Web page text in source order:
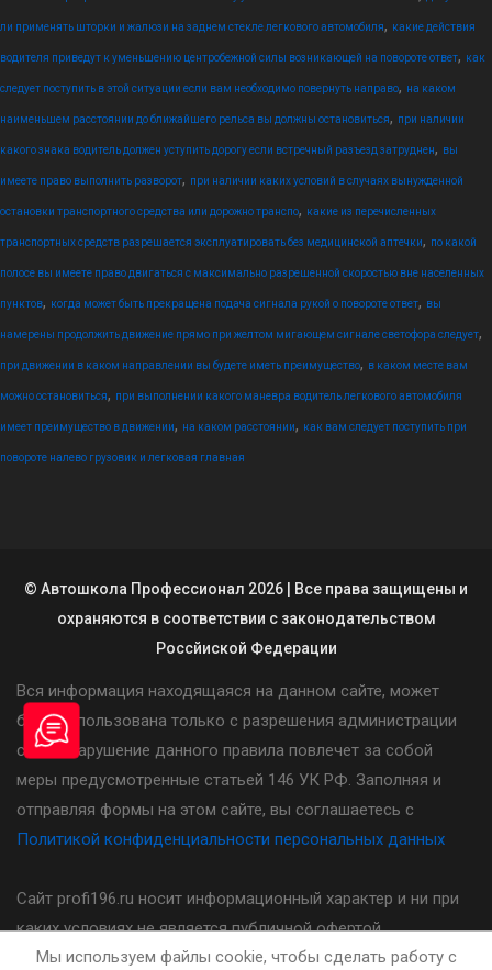
ли применять шторки и жалюзи на заднем стекле легкового автомобиля, какие действия
водителя приведут к уменьшению центробежной силы возникающей на повороте ответ, как
следует поступить в этой ситуации если вам необходимо повернуть направо, на каком
наименьшем расстоянии до ближайшего рельса вы должны остановиться, при наличии
какого знака водитель должен уступить дорогу если встречный разъезд затруднен, вы
имеете право выполнить разворот, при наличии каких условий в случаях вынужденной
остановки транспортного средства или дорожно транспо, какие из перечисленных
транспортных средств разрешается эксплуатировать без медицинской аптечки, по какой
полосе вы имеете право двигаться с максимально разрешенной скоростью вне населенных
пунктов, когда может быть прекращена подача сигнала рукой о повороте ответ, вы
намерены продолжить движение прямо при желтом мигающем сигнале светофора следует,
при движении в каком направлении вы будете иметь преимущество, в каком месте вам
можно остановиться, при выполнении какого маневра водитель легкового автомобиля
имеет преимущество в движении, на каком расстоянии, как вам следует поступить при
повороте налево грузовик и легковая главная
© Автошкола Профессионал 2026 | Все права защищены и
охраняются в соответствии с законодательством
Россйиской Федерации
Вся информация находящаяся на данном сайте, может
быть использована только с разрешения администрации
сайта. Нарушение данного правила повлечет за собой
меры предусмотренные статьей 146 УК РФ. Заполняя и
отправляя формы на этом сайте, вы соглашаетесь с
Политикой конфиденциальности персональных данных
Сайт profi196.ru носит информационный характер и ни при
каких условиях не является публичной офертой,
определяемой положениями статьи 437(2) Гражданского
Мы используем файлы cookie, чтобы сделать работу с